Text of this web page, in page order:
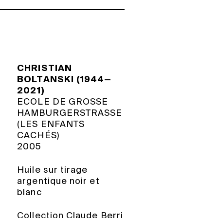
CHRISTIAN
BOLTANSKI (1944—
2021)
ECOLE DE GROSSE
HAMBURGERSTRASSE
(LES ENFANTS
CACHÉS)
2005
Huile sur tirage
argentique noir et
blanc
Collection Claude Berri